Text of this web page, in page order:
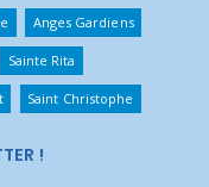
Anges Gardiens
Sainte Rita
Saint Christophe
!